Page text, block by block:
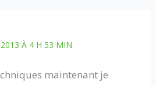
2013 À 4 H 53 MIN
maintenant je